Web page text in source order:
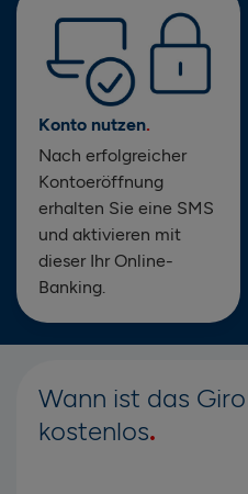
Konto nutzen
Nach erfolgreicher
Kontoeröffnung
erhalten Sie eine SMS
und aktivieren mit
dieser Ihr Online-
Banking.
Wann ist das
kostenlos